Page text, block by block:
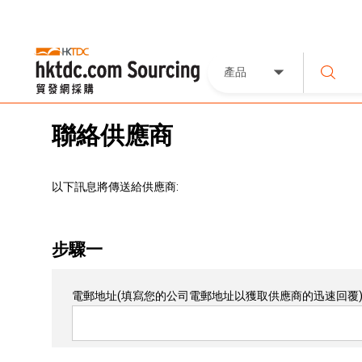
產品
聯絡供應商
以下訊息將傳送給供應商:
步驟一
電郵地址(填寫您的公司電郵地址以獲取供應商的迅速回覆)